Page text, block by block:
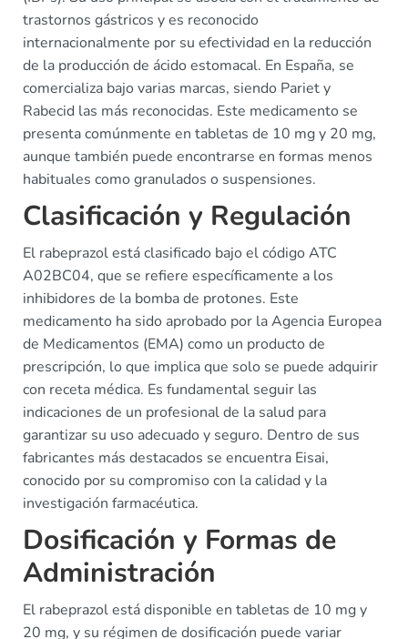
trastornos gástricos y es reconocido
internacionalmente por su efectividad en la reducción
de la producción de ácido estomacal. En España, se
comercializa bajo varias marcas, siendo Pariet y
Rabecid las más reconocidas. Este medicamento se
presenta comúnmente en tabletas de 10 mg y 20 mg,
aunque también puede encontrarse en formas menos
habituales como granulados o suspensiones.
Clasificación y Regulación
El rabeprazol está clasificado bajo el código ATC
A02BC04, que se refiere específicamente a los
inhibidores de la bomba de protones. Este
medicamento ha sido aprobado por la Agencia Europea
de Medicamentos (EMA) como un producto de
prescripción, lo que implica que solo se puede adquirir
con receta médica. Es fundamental seguir las
indicaciones de un profesional de la salud para
garantizar su uso adecuado y seguro. Dentro de sus
fabricantes más destacados se encuentra Eisai,
conocido por su compromiso con la calidad y la
investigación farmacéutica.
Dosificación y Formas de
Administración
El rabeprazol está disponible en tabletas de 10 mg y
20 mg, y su régimen de dosificación puede variar